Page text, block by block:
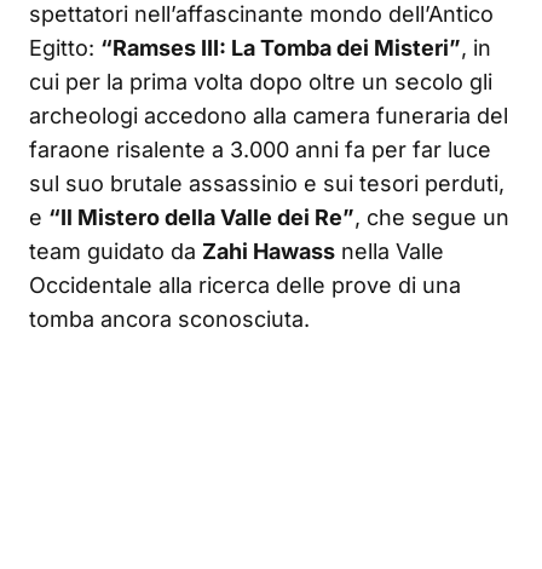
spettatori nell’affascinante mondo dell’Antico
Egitto: “Ramses III: La Tomba dei Misteri”, in
cui per la prima volta dopo oltre un secolo gli
archeologi accedono alla camera funeraria del
faraone risalente a 3.000 anni fa per far luce
sul suo brutale assassinio e sui tesori perduti,
e “Il Mistero della Valle dei Re”, che segue un
team guidato da Zahi Hawass nella Valle
Occidentale alla ricerca delle prove di una
tomba ancora sconosciuta.